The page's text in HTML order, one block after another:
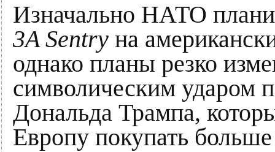
Изначально НАТО
3A Sentry на
однако планы резко
символическим ударом
Дональда Трампа,
Европу покупать